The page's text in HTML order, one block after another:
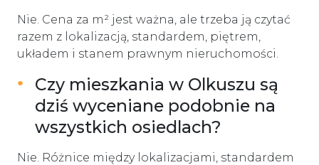
Nie. Cena za m² jest ważna, ale trzeba ją czytać
razem z lokalizacją, standardem, piętrem,
układem i stanem prawnym nieruchomości.
Czy mieszkania w Olkuszu są
dziś wyceniane podobnie na
wszystkich osiedlach?
Nie. Różnice między lokalizacjami, standardem